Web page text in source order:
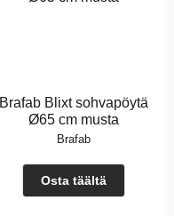
Brafab Blixt sohvapöytä
Ø65 cm musta
Brafab
Osta täältä